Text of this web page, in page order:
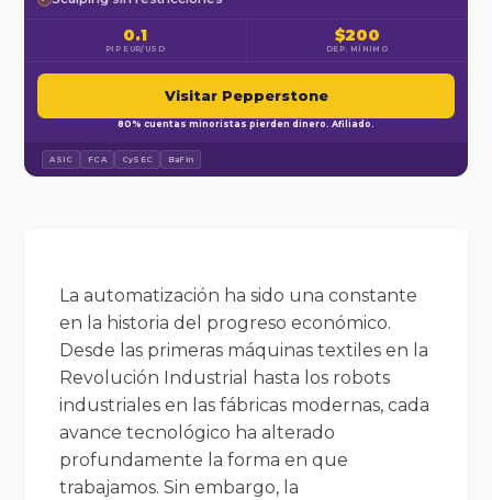
0.1
PIP EUR/USD
$200
DEP. MÍNIMO
Visitar Pepperstone
80% cuentas minoristas pierden dinero. Afiliado.
ASIC FCA CySEC BaFin
La automatización ha sido una constante
en la historia del progreso económico.
Desde las primeras máquinas textiles en la
Revolución Industrial hasta los robots
industriales en las fábricas modernas, cada
avance tecnológico ha alterado
profundamente la forma en que
trabajamos. Sin embargo, la